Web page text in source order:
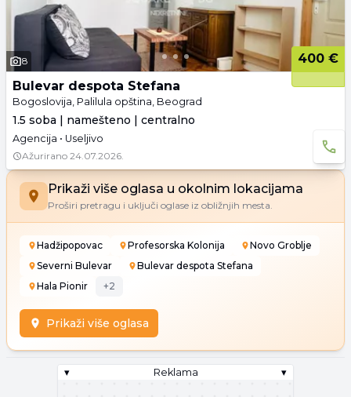
8
400 €
Bulevar despota Stefana
Bogoslovija, Palilula opština, Beograd
1.5 soba | namešteno | centralno
Agencija • Useljivo
Ažurirano 24.07.2026.
Prikaži više oglasa u okolnim lokacijama
Proširi pretragu i uključi oglase iz obližnjih mesta.
Hadžipopovac Profesorska Kolonija
Novo Groblje
Severni Bulevar
Bulevar despota Stefana
Hala Pionir
+2
Prikaži više oglasa
▾ Reklama ▾